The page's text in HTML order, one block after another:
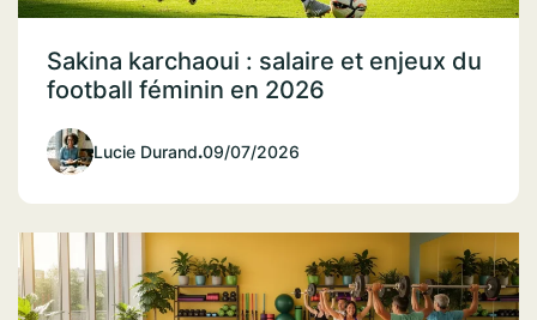
Sakina karchaoui : salaire et enjeux du
football féminin en 2026
Lucie Durand.09/07/2026